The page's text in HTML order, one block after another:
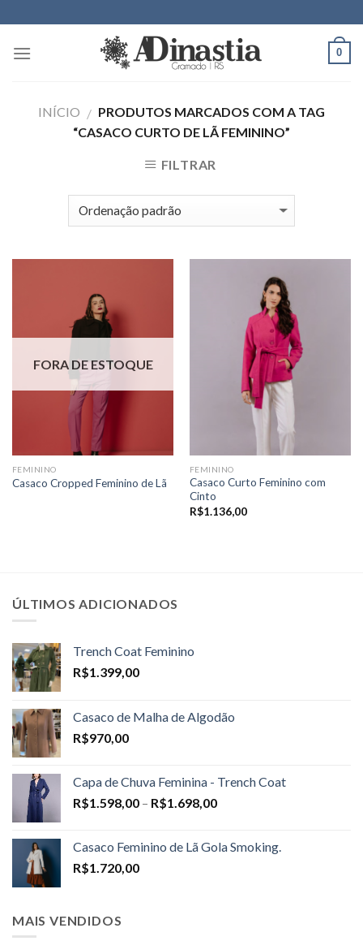
to
content
0
INÍCIO / PRODUTOS MARCADOS COM A TAG
“CASACO CURTO DE LÃ FEMININO”
FILTRAR
FORA DE ESTOQUE
FEMININO
Casaco Cropped Feminino de Lã
FEMININO
Casaco Curto Feminino com
Cinto
R$1.136,00
ÚLTIMOS ADICIONADOS
Trench Coat Feminino
R$1.399,00
Casaco de Malha de Algodão
R$970,00
Capa de Chuva Feminina - Trench Coat
R$1.598,00 – R$1.698,00Price
through
Casaco Feminino de Lã Gola Smoking.
R$1.720,00
MAIS VENDIDOS